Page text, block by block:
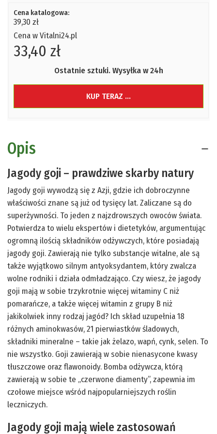
Cena katalogowa:
39,30 zł
Cena w Vitalni24.pl
33,40 zł
Ostatnie sztuki. Wysyłka w 24h
KUP TERAZ ...
Opis
Jagody goji – prawdziwe skarby natury
Jagody goji wywodzą się z Azji, gdzie ich dobroczynne
właściwości znane są już od tysięcy lat. Zaliczane są do
superżywności. To jeden z najzdrowszych owoców świata.
Potwierdza to wielu ekspertów i dietetyków, argumentując
ogromną ilością składników odżywczych, które posiadają
jagody goji. Zawierają nie tylko substancje witalne, ale są
także wyjątkowo silnym antyoksydantem, który zwalcza
wolne rodniki i działa odmładzająco. Czy wiesz, że jagody
goji mają w sobie trzykrotnie więcej witaminy C niż
pomarańcze, a także więcej witamin z grupy B niż
jakikolwiek inny rodzaj jagód? Ich skład uzupełnia 18
różnych aminokwasów, 21 pierwiastków śladowych,
składniki mineralne – takie jak żelazo, wapń, cynk, selen. To
nie wszystko. Goji zawierają w sobie nienasycone kwasy
tłuszczowe oraz flawonoidy. Bomba odżywcza, którą
zawierają w sobie te „czerwone diamenty”, zapewnia im
czołowe miejsce wśród najpopularniejszych roślin
leczniczych.
Jagody goji mają wiele zastosowań